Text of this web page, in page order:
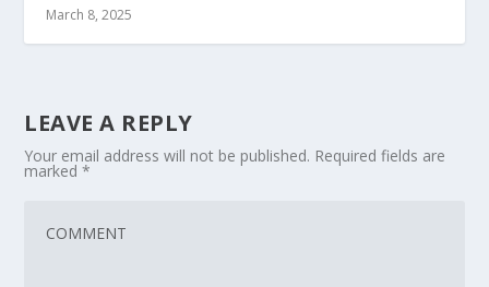
March 8, 2025
LEAVE A REPLY
Your email address will not be published. Required fields are
marked*